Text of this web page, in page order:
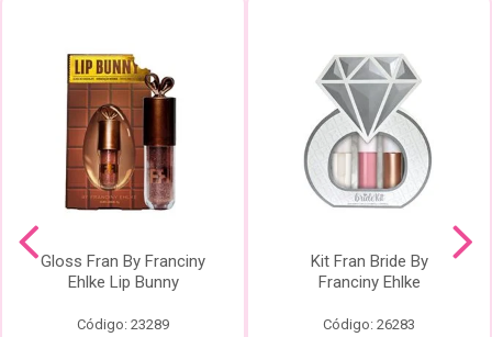
Gloss Fran By Franciny
Ehlke Lip Bunny
Código: 23289
Kit Fran Bride By
Franciny Ehlke
Código: 26283